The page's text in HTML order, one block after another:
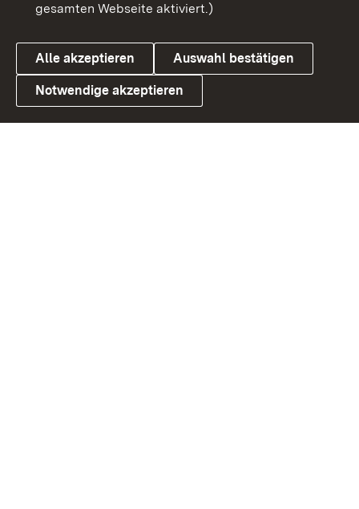
Link zum Landesportal
Cookies
gesamten Webseite aktiviert.)
Alle akzeptieren Auswahl bestätigen
Notwendige akzeptieren